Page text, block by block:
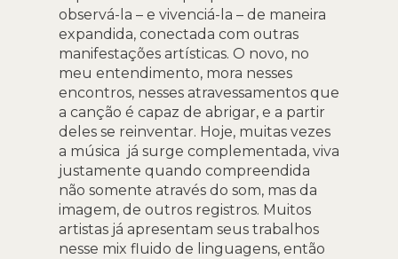
observá-la – e vivenciá-la – de maneira
expandida, conectada com outras
manifestações artísticas. O novo, no
meu entendimento, mora nesses
encontros, nesses atravessamentos que
a canção é capaz de abrigar, e a partir
deles se reinventar. Hoje, muitas vezes
a música já surge complementada, viva
justamente quando compreendida
não somente através do som, mas da
imagem, de outros registros. Muitos
artistas já apresentam seus trabalhos
nesse mix fluido de linguagens, então